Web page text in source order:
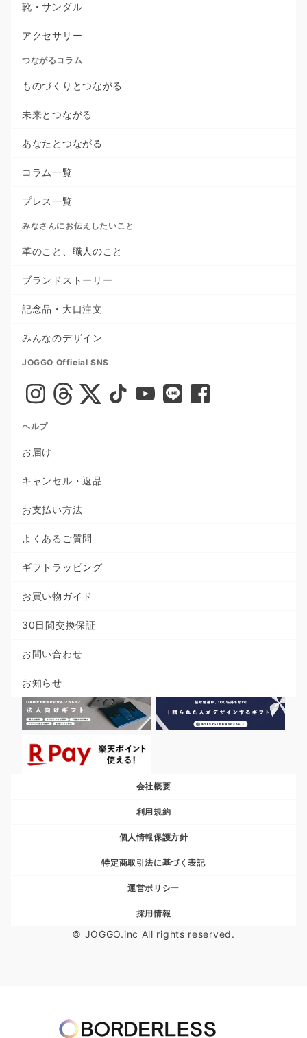
靴・サンダル
アクセサリー
つながるコラム
ものづくりとつながる
未来とつながる
あなたとつながる
コラム一覧
プレス一覧
みなさんにお伝えしたいこと
革のこと、職人のこと
ブランドストーリー
記念品・大口注文
みんなのデザイン
JOGGO Official SNS
ヘルプ
お届け
キャンセル・返品
お支払い方法
よくあるご質問
ギフトラッピング
お買い物ガイド
30日間交換保証
お問い合わせ
お知らせ
会社概要
利用規約
個人情報保護方針
特定商取引法に基づく表記
運営ポリシー
採用情報
© JOGGO.inc All rights reserved.